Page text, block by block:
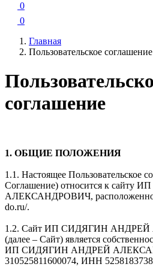
0
0
Главная
Пользовательское соглашение
соглашение
1. ОБЩИЕ ПОЛОЖЕНИЯ
1.1. Настоящее Пользовательское
Соглашение) относится к
АЛЕКСАНДРОВИЧ,
do.ru/.
1.2. Сайт ИП СИДЯГИН
(далее – Сайт) является
ИП СИДЯГИН АНДРЕЙ
310525811600074, ИНН